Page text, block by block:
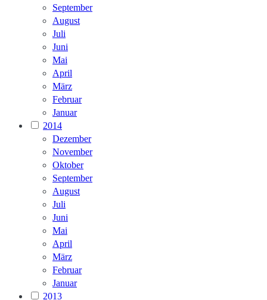
September
August
Juli
Juni
Mai
April
März
Februar
Januar
2014
Dezember
November
Oktober
September
August
Juli
Juni
Mai
April
März
Februar
Januar
2013